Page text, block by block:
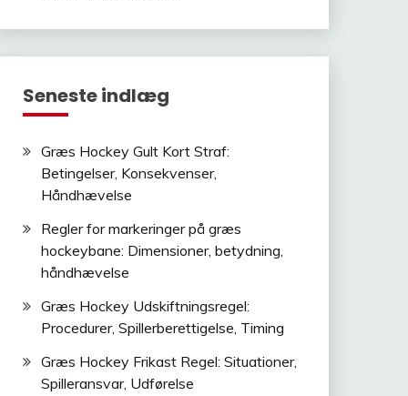
Seneste indlæg
Græs Hockey Gult Kort Straf:
Betingelser, Konsekvenser,
Håndhævelse
Regler for markeringer på græs
hockeybane: Dimensioner, betydning,
håndhævelse
Græs Hockey Udskiftningsregel:
Procedurer, Spillerberettigelse, Timing
Græs Hockey Frikast Regel: Situationer,
Spilleransvar, Udførelse